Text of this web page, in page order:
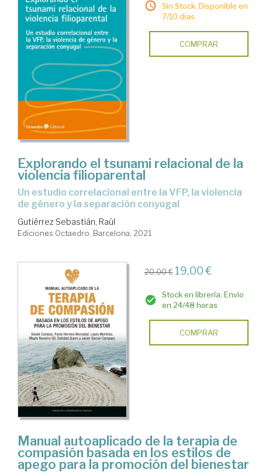
Sin Stock. Disponible en
7/10 días.
COMPRAR
Explorando el tsunami relacional de la
violencia filioparental
un estudio correlacional entre la VFP, la violencia
de género y la separación conyugal
Gutiérrez Sebastián, Raúl
Ediciones Octaedro. Barcelona, 2021
20,00 € 19,00 €
Stock en librería. Envío
en 24/48 horas
COMPRAR
Manual autoaplicado de la terapia de
compasión basada en los estilos de
apego para la promoción del bienestar